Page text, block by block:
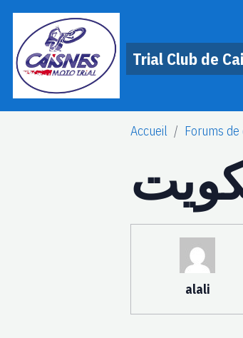
Trial Club de
Accueil Forums de
alali